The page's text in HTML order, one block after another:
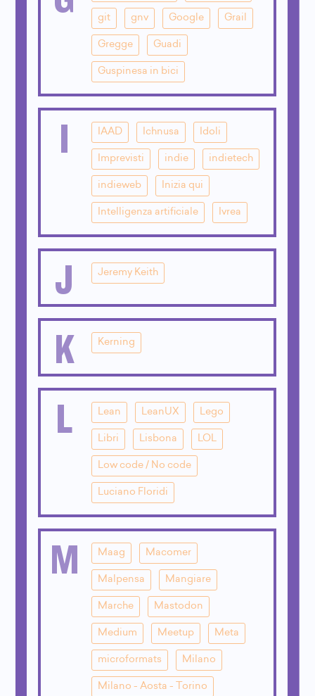
git gnv Google Grail
Gregge Guadi
Guspinesa in bici
I IAAD Ichnusa Idoli
Imprevisti indie indietech
indieweb Inizia qui
Intelligenza artificiale Ivrea
J Jeremy Keith
K Kerning
L Lean LeanUX Lego
Libri Lisbona LOL
Low code / No code
Luciano Floridi
M Maag Macomer
Malpensa Mangiare
Marche Mastodon
Medium Meetup Meta
microformats Milano
Milano - Aosta - Torino